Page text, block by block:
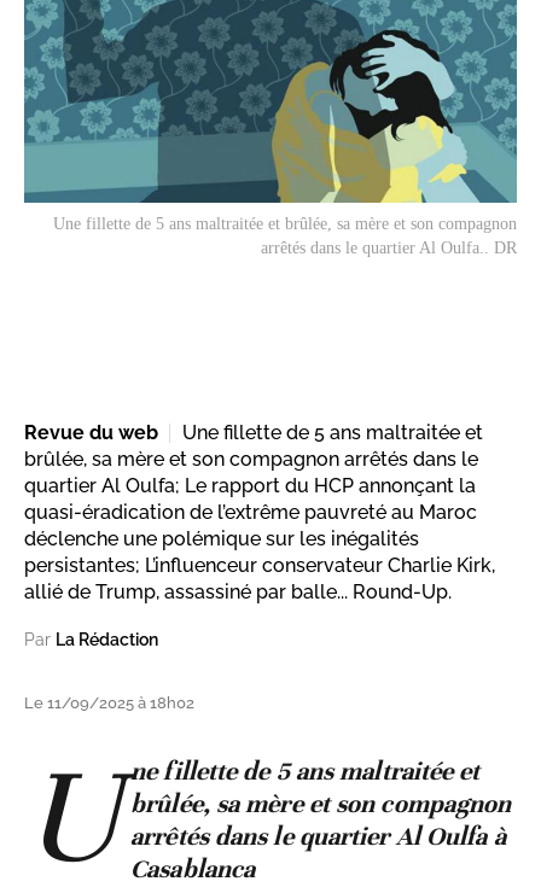
Une fillette de 5 ans maltraitée et brûlée, sa mère et son compagnon
arrêtés dans le quartier Al Oulfa.. DR
Revue du web
Une fillette de 5 ans maltraitée et
brûlée, sa mère et son compagnon arrêtés dans le
quartier Al Oulfa; Le rapport du HCP annonçant la
quasi-éradication de l’extrême pauvreté au Maroc
déclenche une polémique sur les inégalités
persistantes; L’influenceur conservateur Charlie Kirk,
allié de Trump, assassiné par balle... Round-Up.
Par La Rédaction
Le 11/09/2025 à 18h02
U ne fillette de 5 ans maltraitée et
brûlée, sa mère et son compagnon
arrêtés dans le quartier Al Oulfa à
Casablanca